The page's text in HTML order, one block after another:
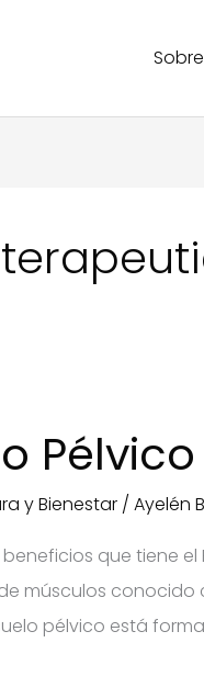
y Bienestar/ Ayelén
beneficios que tiene
músculos conocido
pélvico está